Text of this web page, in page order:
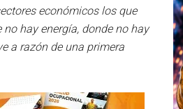
económicos los que
hay energía, donde no hay
a razón de una primera